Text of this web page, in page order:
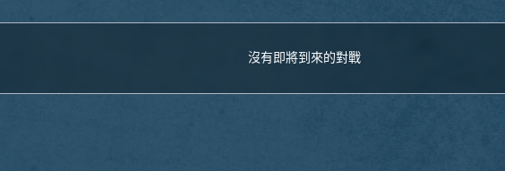
沒有即將到來的對戰